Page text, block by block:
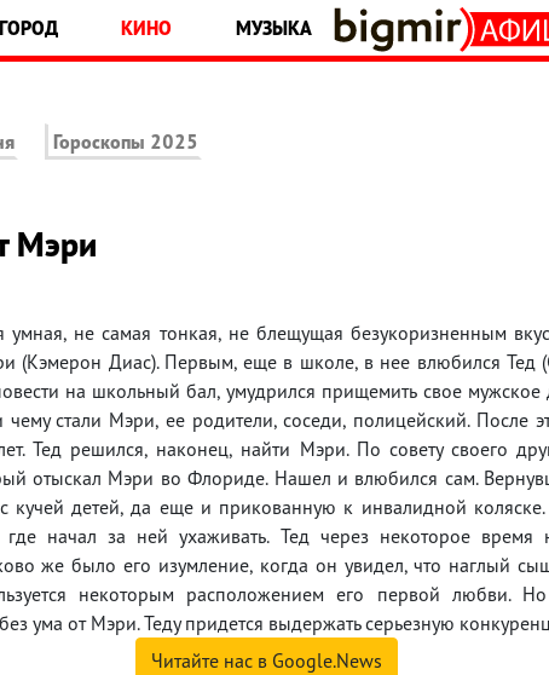
ГОРОД КИНО МУЗЫКА
Гороскопы 2025
Мэри
не самая тонкая, не блещущая безукоризненным
(Кэмерон Диас). Первым, еще в школе, в нее влюбился Тед
на школьный бал, умудрился прищемить свое мужское
стали Мэри, ее родители, соседи, полицейский. После
Тед решился, наконец, найти Мэри. По совету своего
отыскал Мэри во Флориде. Нашел и влюбился сам.
с кучей детей, да еще и прикованную к инвалидной
начал за ней ухаживать. Тед через некоторое
же было его изумление, когда он увидел, что наглый
некоторым расположением его первой любви.
ума от Мэри. Теду придется выдержать серьезную
Читайте нас в Google.News